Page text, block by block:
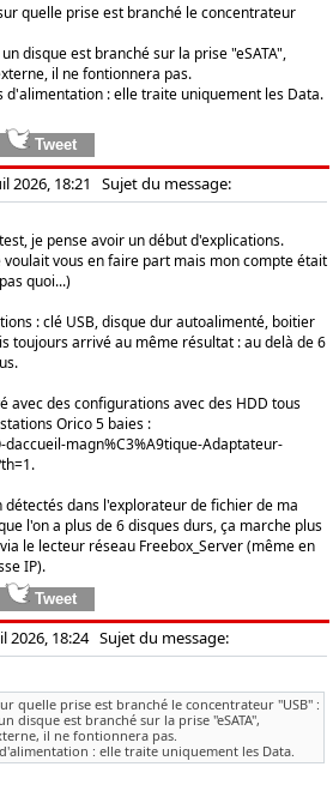
quelle prise est branché le concentrateur
disque est branché sur la prise "eSATA",
il ne fontionnera pas.
d'alimentation : elle traite uniquement les Data.
2026, 18:21 Sujet du message:
je pense avoir un début d'explications.
vous en faire part mais mon compte était
quoi...)
: clé USB, disque dur autoalimenté, boitier
toujours arrivé au même résultat : au delà de 6
avec des configurations avec des HDD tous
Orico 5 baies :
magn%C3%A9tique-Adaptateur-
détectés dans l'explorateur de fichier de ma
l'on a plus de 6 disques durs, ça marche plus
le lecteur réseau Freebox_Server (même en
IP).
2026, 18:24Sujet du message:
quelle prise est branché le concentrateur "USB" :
disque est branché sur la prise "eSATA",
il ne fontionnera pas.
: elle traite uniquement les Data.